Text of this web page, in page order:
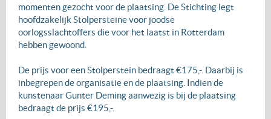
momenten gezocht voor de plaatsing. De Stichting legt
hoofdzakelijk Stolpersteine voor joodse
oorlogsslachtoffers die voor het laatst in Rotterdam
hebben gewoond.
De prijs voor een Stolperstein bedraagt €175,-. Daarbij is
inbegrepen de organisatie en de plaatsing. Indien de
kunstenaar Gunter Deming aanwezig is bij de plaatsing
bedraagt de prijs €195,-.